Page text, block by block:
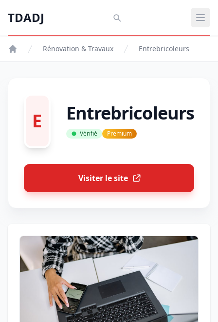
TDADJ
TDADJ
Rénovation & Travaux Entrebricoleurs
E Entrebricoleurs
Vérifié Premium
Visiter le site